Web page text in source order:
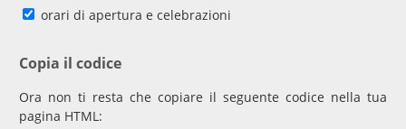
orari di apertura e celebrazioni
Copia il codice
Ora non ti resta che copiare il seguente codice nella tua
pagina HTML: